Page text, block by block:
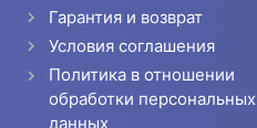
Гарантия и возврат
Условия соглашения
Политика в отношении
обработки персональных
данных